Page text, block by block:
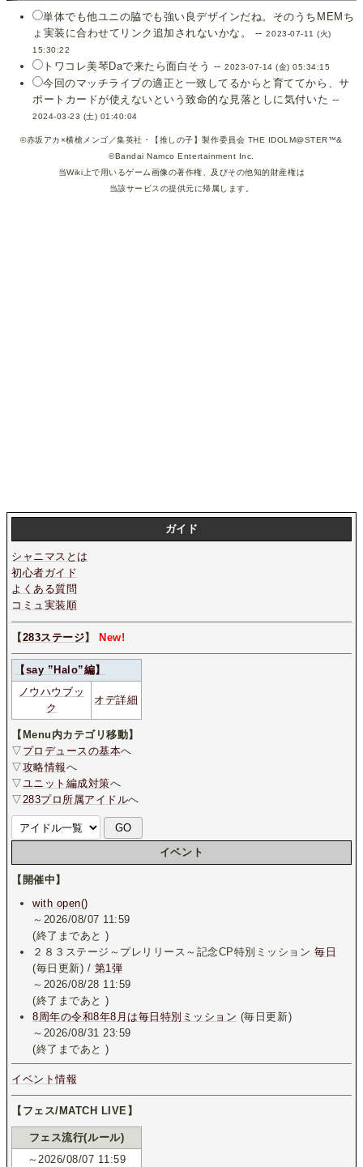
単体でも他ユニの脇でも強い良デザインだね。そのうちMEMち
ょ実装に合わせてリンク追加されないかな。 --2023-07-11 (火)
15:30:22
トワコレ美琴Daで来たら面白そう --2023-07-14 (金) 05:34:15
今回のマッチライブの適正と一致してるからと育ててから、サ
ポートカードが使えないという致命的な見落としに気付いた --
2024-03-23 (土) 01:40:04
©赤坂アカ×横槍メンゴ／集英社・【推しの子】製作委員会 THE IDOLM@STER™&
©Bandai Namco Entertainment Inc.
当Wiki上で用いるゲーム画像の著作権、及びその他知的財産権は
当該サービスの提供元に帰属します。
ガイド
シャニマスとは
初心者ガイド
よくある質問
コミュ実装順
【283ステージ】 New!
【say ”Halo”編】
ノウハウブッ
ク
オデ詳細
【Menu内カテゴリ移動】
▽ プロデュースの基本へ
▽攻略情報へ
▽ユニット編成対策へ
▽283プロ所属アイドルへ
イベント
【開催中】
with open()
～2026/08/07 11:59
(終了まであと)
２８３ステージ～プレリリース～記念CP特別ミッション毎日
(毎日更新) / 第1弾
～2026/08/28 11:59
(終了まであと)
8周年の令和8年8月は毎日特別ミッション (毎日更新)
～2026/08/31 23:59
(終了まであと)
イベント情報
【フェス/MATCH LIVE】
フェス流行(ルール)
～2026/08/07 11:59